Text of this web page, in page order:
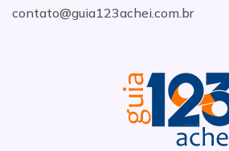
contato@guia123achei.com.br